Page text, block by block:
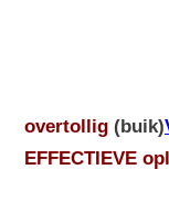
overtollig (buik)
EFFECTIEVE